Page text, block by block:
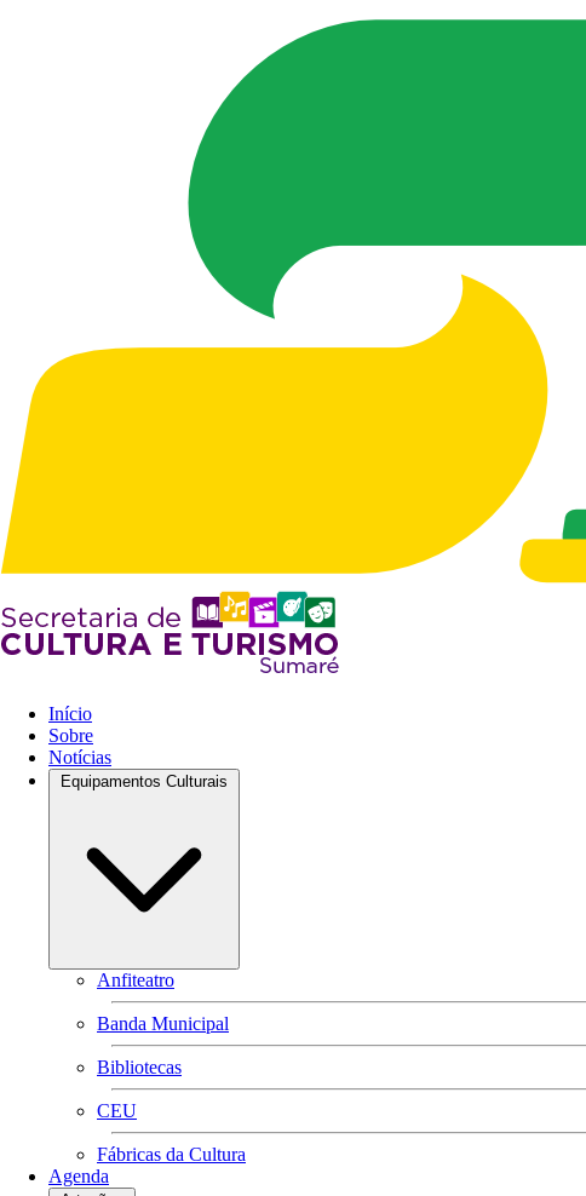
Início
Sobre
Notícias
Equipamentos Culturais
Anfiteatro
Banda Municipal
Bibliotecas
CEU
Fábricas da Cultura
Agenda